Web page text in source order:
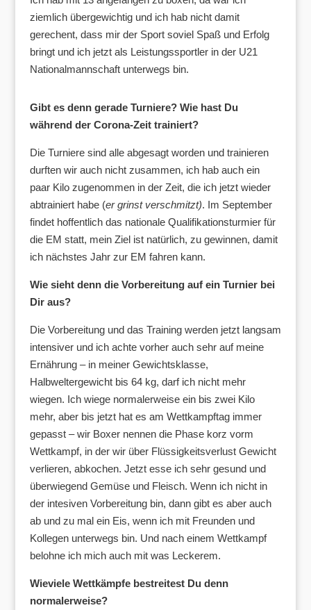
ziemlich übergewichtig und ich hab nicht damit
gerechent, dass mir der Sport soviel Spaß und Erfolg
bringt und ich jetzt als Leistungssportler in der U21
Nationalmannschaft unterwegs bin.
Gibt es denn gerade Turniere? Wie hast Du
während der Corona-Zeit trainiert?
Die Turniere sind alle abgesagt worden und trainieren
durften wir auch nicht zusammen, ich hab auch ein
paar Kilo zugenommen in der Zeit, die ich jetzt wieder
abtrainiert habe (er grinst verschmitzt). Im September
findet hoffentlich das nationale Qualifikationsturmier für
die EM statt, mein Ziel ist natürlich, zu gewinnen, damit
ich nächstes Jahr zur EM fahren kann.
Wie sieht denn die Vorbereitung auf ein Turnier bei
Dir aus?
Die Vorbereitung und das Training werden jetzt langsam
intensiver und ich achte vorher auch sehr auf meine
Ernährung – in meiner Gewichtsklasse,
Halbweltergewicht bis 64 kg, darf ich nicht mehr
wiegen. Ich wiege normalerweise ein bis zwei Kilo
mehr, aber bis jetzt hat es am Wettkampftag immer
gepasst – wir Boxer nennen die Phase korz vorm
Wettkampf, in der wir über Flüssigkeitsverlust Gewicht
verlieren, abkochen. Jetzt esse ich sehr gesund und
überwiegend Gemüse und Fleisch. Wenn ich nicht in
der intesiven Vorbereitung bin, dann gibt es aber auch
ab und zu mal ein Eis, wenn ich mit Freunden und
Kollegen unterwegs bin. Und nach einem Wettkampf
belohne ich mich auch mit was Leckerem.
Wieviele Wettkämpfe bestreitest Du denn
normalerweise?